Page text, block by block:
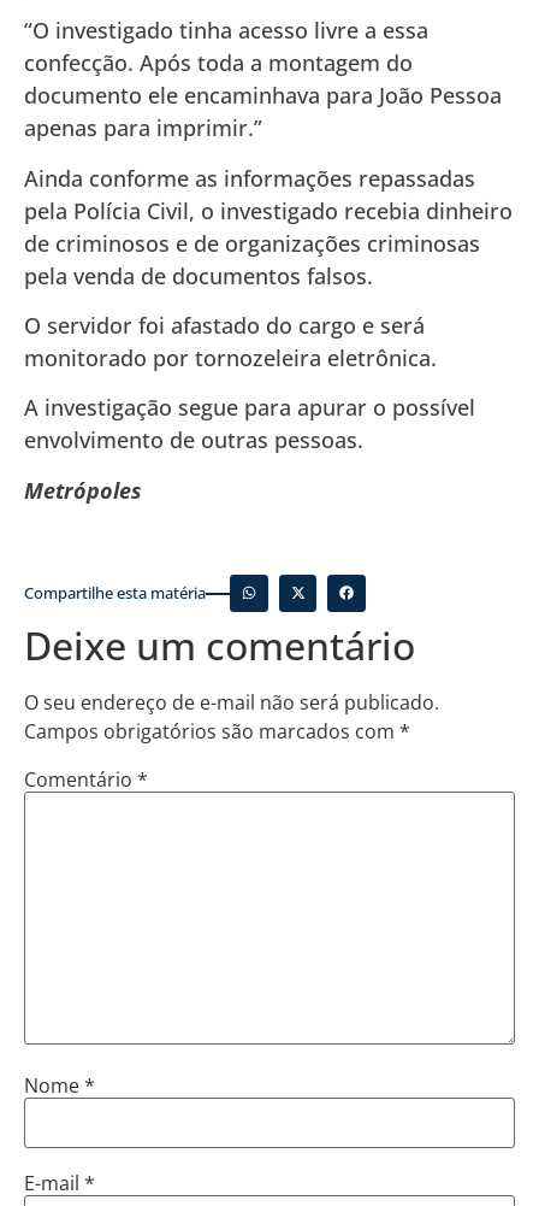
“O investigado tinha acesso livre a essa
confecção. Após toda a montagem do
documento ele encaminhava para João Pessoa
apenas para imprimir.”
Ainda conforme as informações repassadas
pela Polícia Civil, o investigado recebia dinheiro
de criminosos e de organizações criminosas
pela venda de documentos falsos.
O servidor foi afastado do cargo e será
monitorado por tornozeleira eletrônica.
A investigação segue para apurar o possível
envolvimento de outras pessoas.
Metrópoles
Compartilhe esta matéria
Deixe um comentário
O seu endereço de e-mail não será publicado.
Campos obrigatórios são marcados com *
Comentário *
Nome*
E-mail *